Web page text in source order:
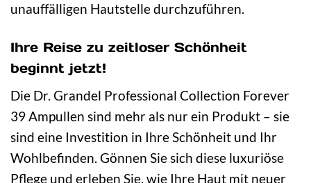
unauffälligen Hautstelle durchzuführen.
Ihre Reise zu zeitloser Schönheit
beginnt jetzt!
Die Dr. Grandel Professional Collection Forever
39 Ampullen sind mehr als nur ein Produkt – sie
sind eine Investition in Ihre Schönheit und Ihr
Wohlbefinden. Gönnen Sie sich diese luxuriöse
Pflege und erleben Sie, wie Ihre Haut mit neuer